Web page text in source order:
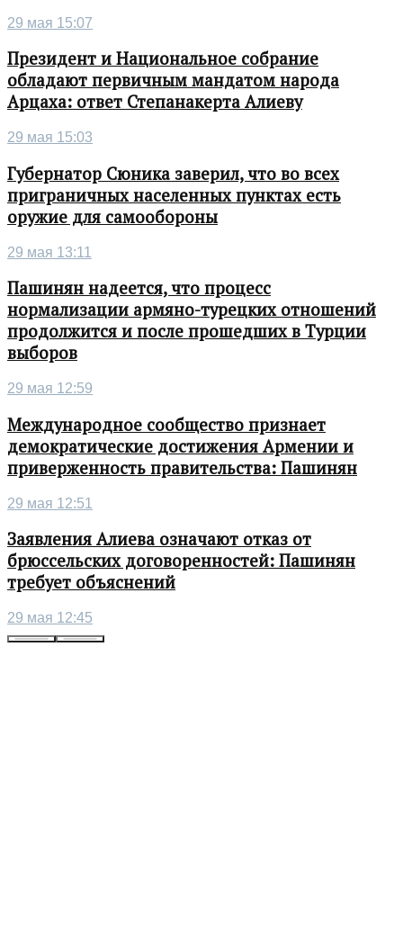
29 мая 15:07
Президент и Национальное собрание
обладают первичным мандатом народа
Арцаха: ответ Степанакерта Алиеву
29 мая 15:03
Губернатор Сюника заверил, что во всех
приграничных населенных пунктах есть
оружие для самообороны
29 мая 13:11
Пашинян надеется, что процесс
нормализации армяно-турецких отношений
продолжится и после прошедших в Турции
выборов
29 мая 12:59
Международное сообщество признает
демократические достижения Армении и
приверженность правительства: Пашинян
29 мая 12:51
Заявления Алиева означают отказ от
брюссельских договоренностей: Пашинян
требует объяснений
29 мая 12:45